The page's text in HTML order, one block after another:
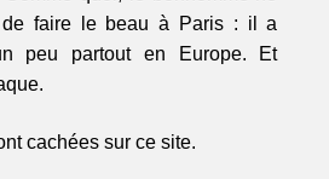
de faire le beau à Paris : il a
peu partout en Europe. Et
cachées sur ce site.